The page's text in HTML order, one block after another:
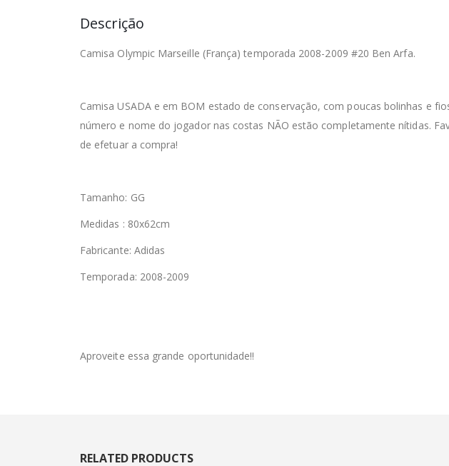
Descrição
Camisa Olympic Marseille (França) temporada 2008-2009 #20 Ben Arfa.
Camisa USADA e em BOM estado de conservação, com poucas bolinhas e
número e nome do jogador nas costas NÃO estão completamente nítidas.
de efetuar a compra!
Tamanho: GG
Medidas : 80x62cm
Fabricante: Adidas
Temporada: 2008-2009
Aproveite essa grande oportunidade!!
RELATED PRODUCTS